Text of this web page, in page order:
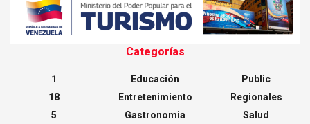
Categorías
1
18
5
Educación
Entretenimiento
Gastronomia
Public
Regionales
Salud